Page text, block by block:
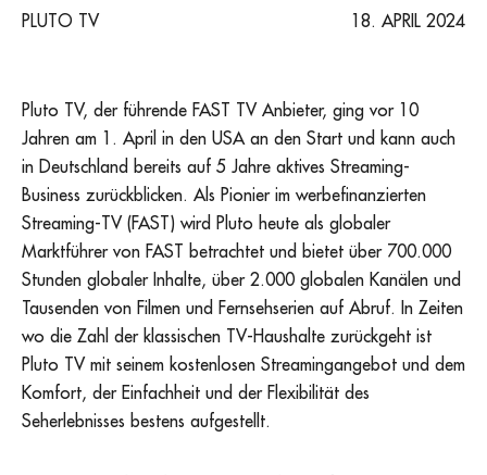
PLUTO TV 18. APRIL 2024
Pluto TV, der führende FAST TV Anbieter, ging vor 10
Jahren am 1. April in den USA an den Start und kann auch
in Deutschland bereits auf 5 Jahre aktives Streaming-
Business zurückblicken. Als Pionier im werbefinanzierten
Streaming-TV (FAST) wird Pluto heute als globaler
Marktführer von FAST betrachtet und bietet über 700.000
Stunden globaler Inhalte, über 2.000 globalen Kanälen und
Tausenden von Filmen und Fernsehserien auf Abruf. In Zeiten
wo die Zahl der klassischen TV-Haushalte zurückgeht ist
Pluto TV mit seinem kostenlosen Streamingangebot und dem
Komfort, der Einfachheit und der Flexibilität des
Seherlebnisses bestens aufgestellt.